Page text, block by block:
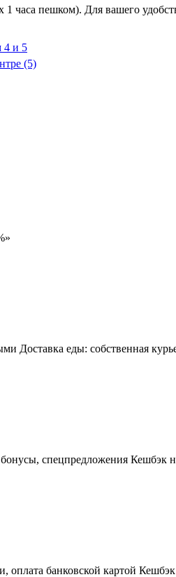
часа пешком). Для вашего
4 и 5
(5)
Доставка еды: собственная
спецпредложения Кешбэк
банковской картой